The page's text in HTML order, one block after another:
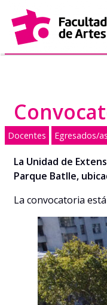
Saltar
al
contenido
Docentes Egresados/as
La Unidad de
Parque Batlle,
La convocatoria